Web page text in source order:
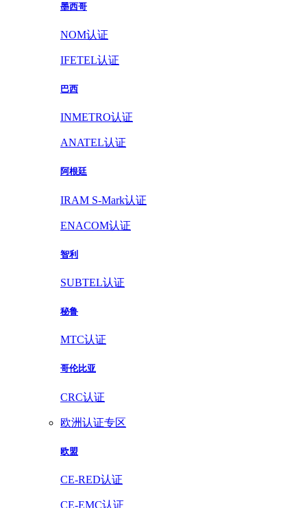
墨西哥
NOM认证
IFETEL认证
巴西
INMETRO认证
ANATEL认证
阿根廷
IRAM S-Mark认证
ENACOM认证
智利
SUBTEL认证
秘鲁
MTC认证
哥伦比亚
CRC认证
欧洲认证专区
欧盟
CE-RED认证
CE-EMC认证